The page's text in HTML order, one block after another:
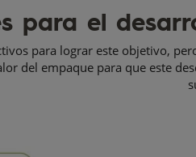
para el
para lograr este objetivo,
del empaque para que este